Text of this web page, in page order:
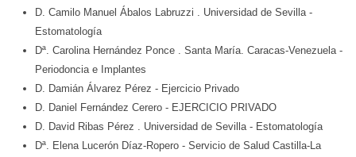
D. Camilo Manuel Ábalos Labruzzi
. Universidad de Sevilla -
Estomatología
Dª. Carolina Hernández Ponce
. Santa María. Caracas-Venezuela -
Periodoncia e Implantes
D. Damián Álvarez Pérez - Ejercicio Privado
D. Daniel Fernández Cerero - EJERCICIO PRIVADO
D. David Ribas Pérez
. Universidad de Sevilla - Estomatología
Dª. Elena Lucerón Díaz-Ropero - Servicio de Salud Castilla-La